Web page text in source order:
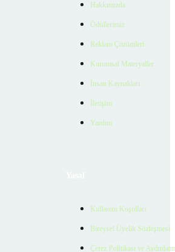
Hakkımızda
Ödüllerimiz
Reklam Çözümleri
Kurumsal Materyaller
İnsan Kaynakları
İletişim
Yardım
Kullanım Koşulları
Bireysel Üyelik Sözleşmesi
Çerez Politikası ve